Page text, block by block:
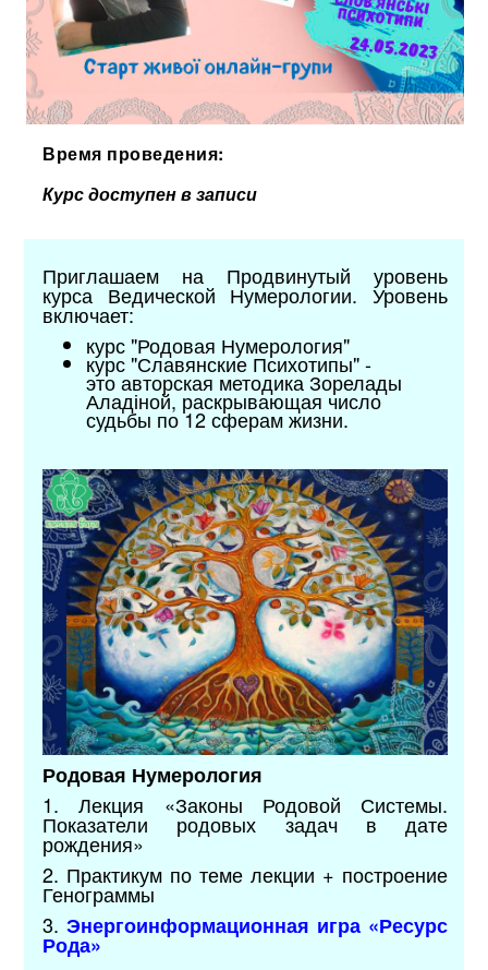
Время проведения:
Курс доступен в записи
Приглашаем на Продвинутый уровень
курса Ведической Нумерологии. Уровень
включает:
курс "Родовая Нумерология"
курс "Славянские Психотипы"-
это авторская методикаЗорелады
Аладіной, раскрывающая число
судьбы по 12 сферам жизни.
Родовая Нумерология
1. Лекция «Законы Родовой Системы.
Показатели родовых задач в дате
рождения»
2. Практикум по теме лекции + построение
Генограммы
3.Энергоинформационная игра «Ресурс
Рода»